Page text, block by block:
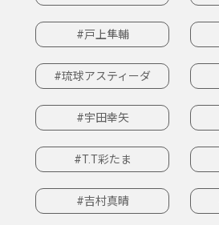
#戸上隼輔
#琉球アスティーダ
#宇田幸矢
#T.T彩たま
#吉村真晴